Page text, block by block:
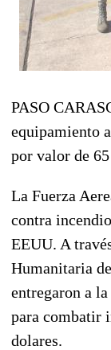
PASO
equipamiento
por valor de
La Fuerza
contra
EEUU. A
Humanitaria
entregaron a
para combatir
dolares.